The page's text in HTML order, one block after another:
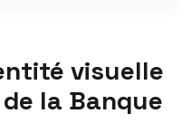
visuelle
la Banque